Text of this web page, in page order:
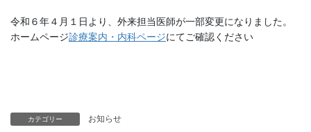
令和６年４月１日より、外来担当医師が一部変更になりました。
ホームページ診療案内・内科ページにてご確認ください
カテゴリー お知らせ